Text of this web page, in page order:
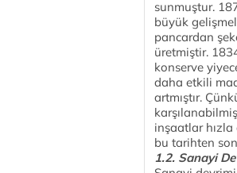
sunmuştur.
büyük
pancardan
üretmiştir.
konserve
daha etkili
artmıştır.
inşaatlar
bu tarihten
1.2. Sanayi